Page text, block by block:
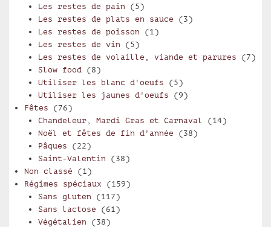
Les restes de pain (5)
Les restes de plats en sauce (3)
Les restes de poisson (1)
Les restes de vin (5)
Les restes de volaille, viande et parures (7)
Slow food (8)
Utiliser les blanc d'oeufs (5)
Utiliser les jaunes d'oeufs (9)
Fêtes (76)
Chandeleur, Mardi Gras et Carnaval (14)
Noël et fêtes de fin d'année (38)
Pâques (22)
Saint-Valentin (38)
Non classé (1)
Régimes spéciaux (159)
Sans gluten (117)
Sans lactose (61)
Végétalien (38)